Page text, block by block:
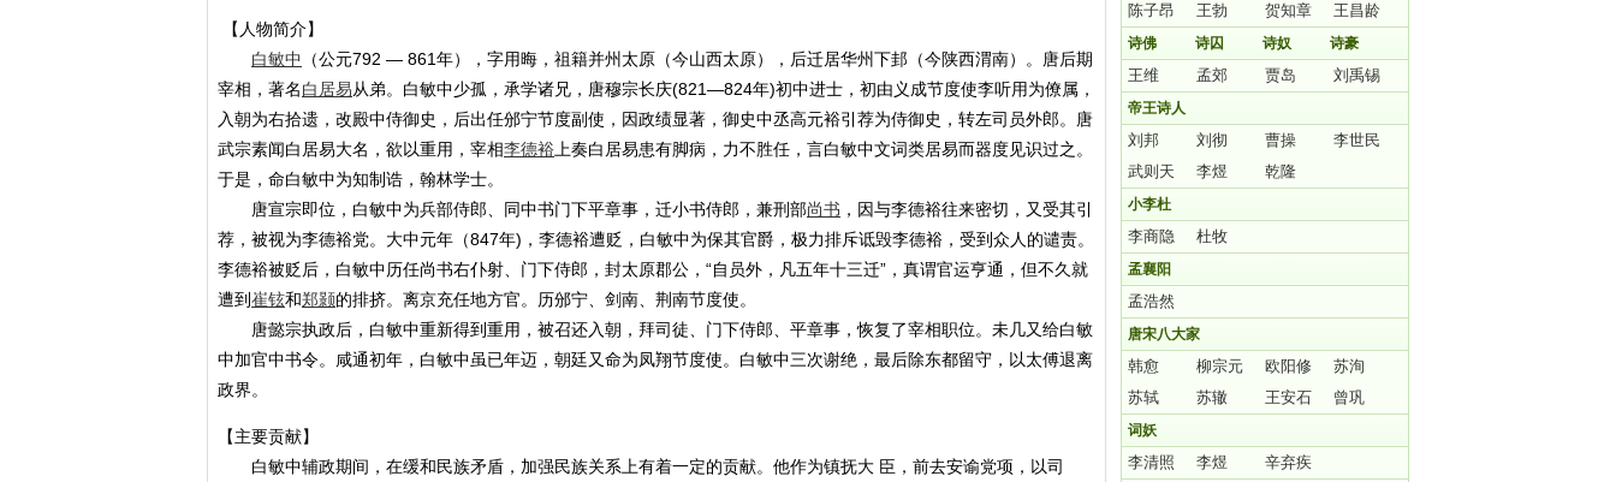
【人物简介】
白敏中
（公元792 — 861年），字用晦，祖籍并州太原（今山西太原），后迁居华州下邽（今陕西渭南）。唐后期
宰相，著名白居易从弟。白敏中少孤，承学诸兄，唐穆宗长庆(821—824年)初中进士，初由义成节度使李听用为僚属，
入朝为右拾遗，改殿中侍御史，后出任邠宁节度副使，因政绩显著，御史中丞高元裕引荐为侍御史，转左司员外郎。唐
武宗素闻白居易大名，欲以重用，宰相李德裕 上奏白居易患有脚病，力不胜任，言白敏中文词类居易而器度见识过之。
于是，命白敏中为知制诰，翰林学士。
唐宣宗即位，白敏中为兵部侍郎、同中书门下平章事，迁小书侍郎，兼刑部尚书 ，因与李德裕往来密切，又受其引
荐，被视为李德裕党。大中元年（847年)，李德裕遭贬，白敏中为保其官爵，极力排斥诋毁李德裕，受到众人的谴责。
李德裕被贬后，白敏中历任尚书右仆射、门下侍郎，封太原郡公，“自员外，凡五年十三迁”，真谓官运亨通，但不久就
遭到崔铉和郑颢的排挤。离京充任地方官。历邠宁、剑南、荆南节度使。
唐懿宗执政后，白敏中重新得到重用，被召还入朝，拜司徒、门下侍郎、平章事，恢复了宰相职位。未几又给白敏
中加官中书令。咸通初年，白敏中虽已年迈，朝廷又命为凤翔节度使。白敏中三次谢绝，最后除东都留守，以太傅退离
政界。
【主要贡献】
白敏中辅政期间，在缓和民族矛盾，加强民族关系上有着一定的贡献。他作为镇抚大 臣，前去安谕党项，以司
陈子昂 王勃 贺知章 王昌龄
诗佛 诗囚 诗奴 诗豪
王维 孟郊 贾岛 刘禹锡
帝王诗人
刘邦 刘彻 曹操
李世民
武则天
李煜 乾隆
小李杜
李商隐 杜牧
孟襄阳
孟浩然
唐宋八大家
韩愈 柳宗元 欧阳修
苏洵
苏轼
苏辙 王安石 曾巩
词妖
李清照 李煜 辛弃疾